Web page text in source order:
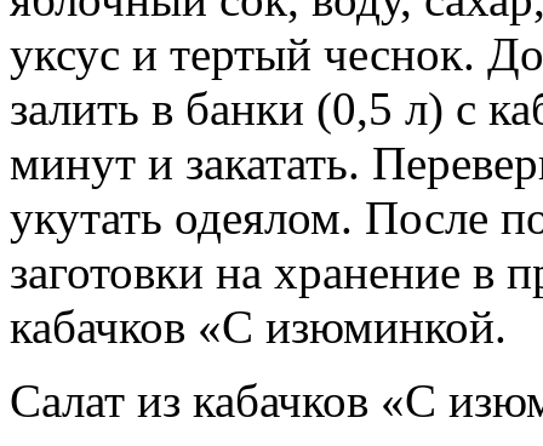
уксус и тертый чеснок.
залить в банки (0,5 л) с
минут и закатать.
укутать одеялом. После
заготовки на хранение в
кабачков «С изюминкой.
Салат из кабачков «С